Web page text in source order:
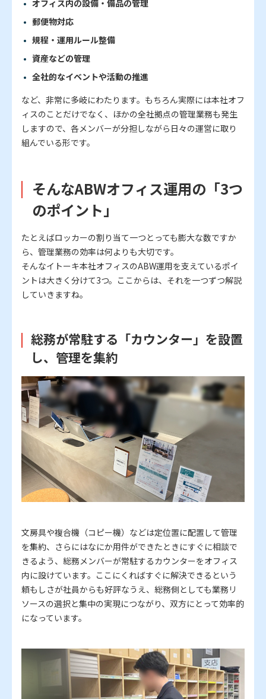
オフィス内の設備・備品の管理
郵便物対応
規程・運用ルール整備
資産などの管理
全社的なイベントや活動の推進
など、非常に多岐にわたります。もちろん実際には本社オフ
ィスのことだけでなく、ほかの全社拠点の管理業務も発生
しますので、各メンバーが分担しながら日々の運営に取り
組んでいる形です。
そんなABWオフィス運用の「3つ
のポイント」
たとえばロッカーの割り当て一つとっても膨大な数ですか
ら、管理業務の効率は何よりも大切です。
そんなイトーキ本社オフィスのABW運用を支えているポイ
ントは大きく分けて3つ。ここからは、それを一つずつ解説
していきますね。
総務が常駐する「カウンター」を設置
し、管理を集約
文房具や複合機（コピー機）などは定位置に配置して管理
を集約、さらにはなにか用件ができたときにすぐに相談で
きるよう、総務メンバーが常駐するカウンターをオフィス
内に設けています。ここにくればすぐに解決できるという
頼もしさが社員からも好評なうえ、総務側としても業務リ
ソースの選択と集中の実現につながり、双方にとって効率的
になっています。